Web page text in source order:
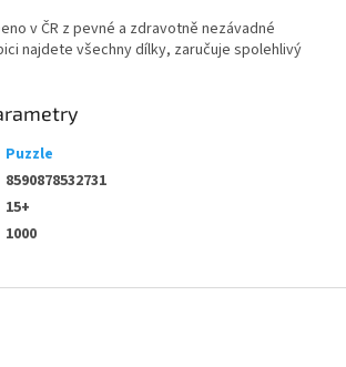
v ČR z pevné a zdravotně nezávadné
najdete všechny dílky, zaručuje spolehlivý
Puzzle
8590878532731
15+
1000